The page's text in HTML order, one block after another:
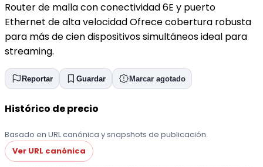
Router de malla con conectividad 6E y puerto
Ethernet de alta velocidad Ofrece cobertura robusta
para más de cien dispositivos simultáneos ideal para
streaming.
Reportar Guardar Marcar agotado
Histórico de precio
Basado en URL canónica y snapshots de publicación.
Ver URL canónica